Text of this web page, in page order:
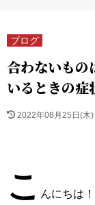
ブログ
合わないもの
いるときの症
2022年08月25日(木)
こ んにちは！